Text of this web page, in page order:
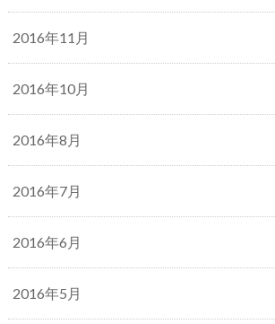
2016年11月
2016年10月
2016年8月
2016年7月
2016年6月
2016年5月